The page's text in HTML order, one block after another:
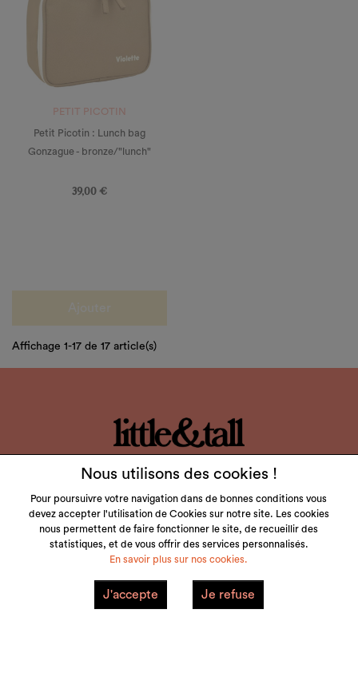
PETIT PICOTIN
Petit Picotin : Lunch bag
Gonzague - bronze/"lunch"
39,00 €
Affichage 1-17 de 17 article(s)
LITTLE & TALL
SERVICE CLIENT
NOS MARQUES
VOTRE COMPTE
Mentions Légales Plan du site
Nous utilisons des cookies !
Pour poursuivre votre navigation dans de bonnes conditions vous
devez accepter l'utilisation de Cookies sur notre site. Les cookies
nous permettent de faire fonctionner le site, de recueillir des
statistiques, et de vous offrir des services personnalisés.
En savoir plus sur nos cookies.
J'accepte Je refuse